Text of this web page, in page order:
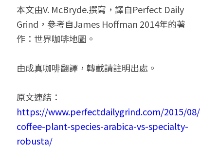
本文由V. McBryde.撰寫，譯自Perfect Daily
Grind，參考自James Hoffman 2014年的著
作：世界咖啡地圖。
由成真咖啡翻譯，轉載請註明出處。
原文連結：
https://www.perfectdailygrind.com/2015/08/
coffee-plant-species-arabica-vs-specialty-
robusta/